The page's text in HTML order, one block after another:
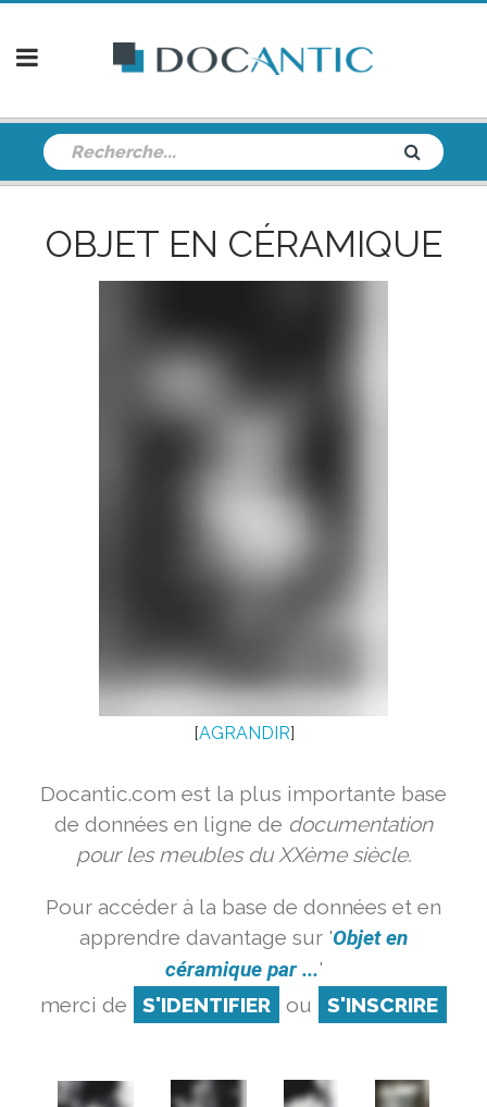
OBJET EN CÉRAMIQUE
[AGRANDIR]
Docantic.com est la plus importante base
de données en ligne de documentation
pour les meubles du XXème siècle.
Pour accéder à la base de données et en
apprendre davantage sur 'Objet en
céramique par ...'
merci de
S'IDENTIFIER ou S'INSCRIRE